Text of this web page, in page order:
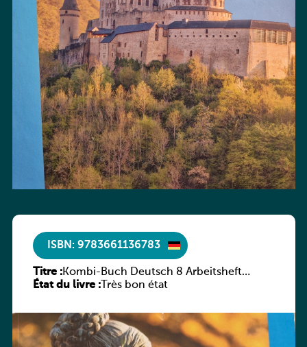
ISBN: 9783661136783
Titre :Kombi-Buch Deutsch 8 Arbeitsheft
(Neue Ausgabe Luxemburg)
État du livre :Très bon état